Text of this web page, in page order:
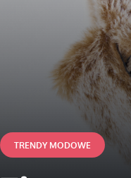
TRENDY MODOWE